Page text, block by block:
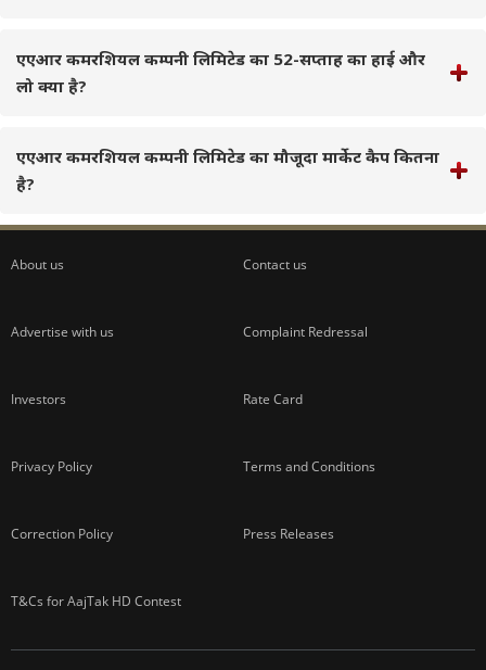
एएआर कमरशियल कम्पनी लिमिटेड का 52-सप्ताह का हाई और
लो क्या है?
एएआर कमरशियल कम्पनी लिमिटेड का मौजूदा मार्केट कैप कितना
है?
About us Contact us
Advertise with us Complaint Redressal
Investors Rate Card
Privacy Policy Terms and Conditions
Correction Policy Press Releases
T&Cs for AajTak HD Contest